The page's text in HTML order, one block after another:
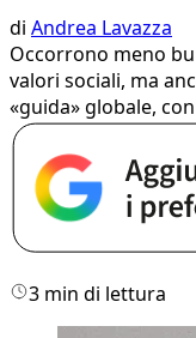
di Andrea Lavazza
Occorrono meno
valori sociali, ma
«guida» globale,
3 min di lettura